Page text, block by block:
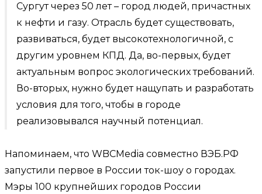
Сургут через 50 лет – город людей, причастных
к нефти и газу. Отрасль будет существовать,
развиваться, будет высокотехнологичной, с
другим уровнем КПД. Да, во-первых, будет
актуальным вопрос экологических требований.
Во-вторых, нужно будет нащупать и разработать
условия для того, чтобы в городе
реализовывался научный потенциал.
Напоминаем, что WBCMedia совместно ВЭБ.РФ
запустили первое в России ток-шоу о городах.
Мэры 100 крупнейших городов России